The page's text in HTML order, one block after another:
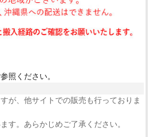
照ください。
が、他サイトでの販売も行っておりま
す。あらかじめご了承ください。